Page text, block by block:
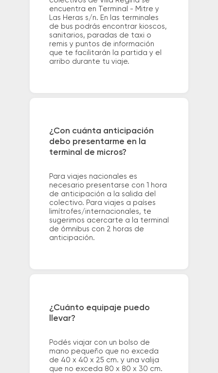
encuentra en Terminal - Mitre y
Las Heras s/n. En las terminales
de bus podrás encontrar kioscos,
sanitarios, paradas de taxi o
remis y puntos de información
que te facilitarán la partida y el
arribo durante tu viaje.
¿Con cuánta anticipación
debo presentarme en la
terminal de micros?
Para viajes nacionales es
necesario presentarse con 1 hora
de anticipación a la salida del
colectivo. Para viajes a países
limítrofes/internacionales, te
sugerimos acercarte a la terminal
de ómnibus con 2 horas de
anticipación.
¿Cuánto equipaje puedo
llevar?
Podés viajar con un bolso de
mano pequeño que no exceda
de 40 x 40 x 25 cm. y una valija
que no exceda 80 x 80 x 30 cm.